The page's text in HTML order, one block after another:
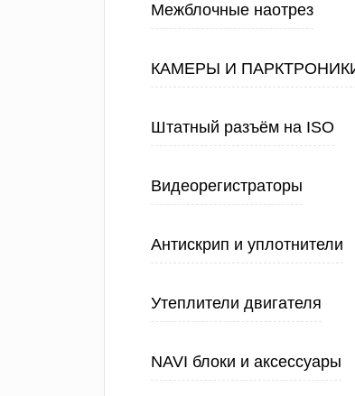
Межблочные наотрез
КАМЕРЫ И
Штатный разъём на ISO
Видеорегистраторы
Антискрип и уплотнители
Утеплители двигателя
NAVI блоки и аксессуары